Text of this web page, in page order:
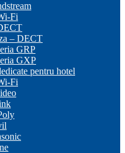
Fi
– DECT
GRP
GXP
pentru hotel
Fi